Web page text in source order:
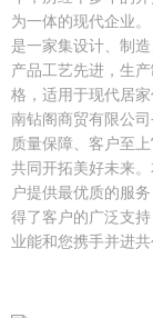
为一体的现代企业
是一家集设计、制
产品工艺先进，生
格，适用于现代居
南钻阁商贸有限公
质量保障、客户至
共同开拓美好未来
户提供最优质的服
得了客户的广泛支
业能和您携手并进共